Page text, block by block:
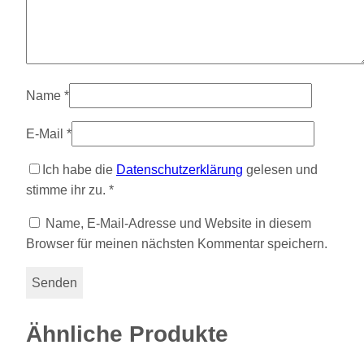
Name *
E-Mail *
Ich habe die Datenschutzerklärung gelesen und
stimme ihr zu. *
Name, E-Mail-Adresse und Website in diesem
Browser für meinen nächsten Kommentar speichern.
Ähnliche Produkte